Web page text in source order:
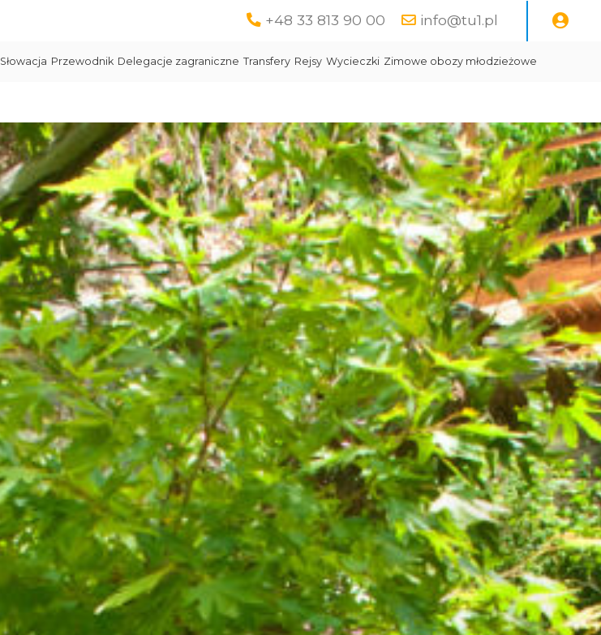
+48 33 813 90 00 info@tu1.pl
Słowacja Przewodnik Delegacje zagraniczne Transfery Rejsy Wycieczki Zimowe obozy młodzieżowe